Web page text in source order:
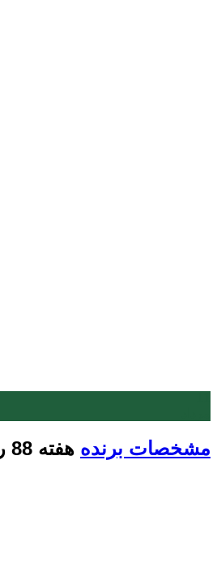
مشخصات برنده هفته 88 رو میتوانید در تصویر زیر مشاهده بفرمایید: